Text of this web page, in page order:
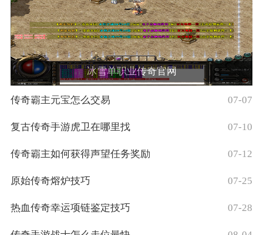
冰雪单职业传奇官网
传奇霸主元宝怎么交易 07-07
复古传奇手游虎卫在哪里找 07-10
传奇霸主如何获得声望任务奖励 07-12
原始传奇熔炉技巧 07-25
热血传奇幸运项链鉴定技巧 07-28